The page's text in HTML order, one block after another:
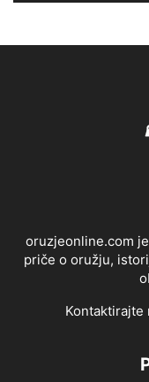
oruzjeonline.com
priče o oružju,
Kontaktirajte